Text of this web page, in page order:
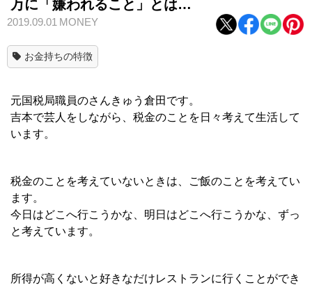
万に「嫌われること」とは…
2019.09.01 MONEY
お金持ちの特徴
元国税局職員のさんきゅう倉田です。
吉本で芸人をしながら、税金のことを日々考えて生活して
います。
税金のことを考えていないときは、ご飯のことを考えてい
ます。
今日はどこへ行こうかな、明日はどこへ行こうかな、ずっ
と考えています。
所得が高くないと好きなだけレストランに行くことができ